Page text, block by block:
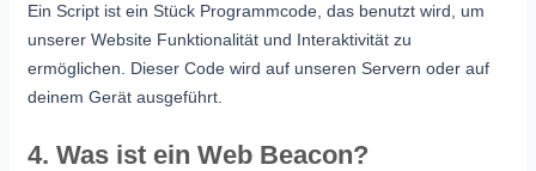
Ein Script ist ein Stück Programmcode, das benutzt wird, um
unserer Website Funktionalität und Interaktivität zu
ermöglichen. Dieser Code wird auf unseren Servern oder auf
deinem Gerät ausgeführt.
4. Was ist ein Web Beacon?